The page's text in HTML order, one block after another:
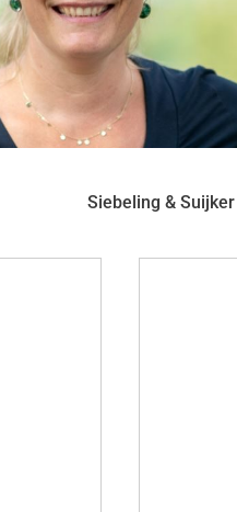
Siebeling &